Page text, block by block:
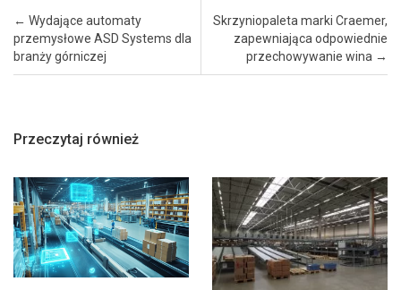
Post navigation
← Wydające automaty
przemysłowe ASD Systems dla
branży górniczej
Skrzyniopaleta marki Craemer,
zapewniająca odpowiednie
przechowywanie wina →
Przeczytaj również